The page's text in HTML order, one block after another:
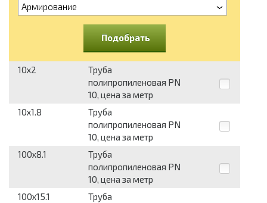
Армирование
Подобрать
10x2
Труба
полипропиленовая PN
10, цена за метр
10x1.8
Труба
полипропиленовая PN
10, цена за метр
100x8.1
Труба
полипропиленовая PN
10, цена за метр
100x15.1
Труба